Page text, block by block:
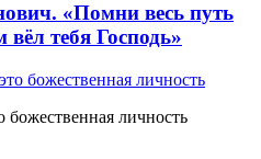
«Помни весь путь
тебя Господь»
личность